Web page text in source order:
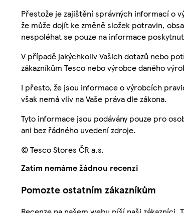
Přestože je zajištění správných informací o
že může dojít ke změně složek potravin,
nespoléhat se pouze na informace
V případě jakýchkoliv Vašich dotazů nebo
zákazníkům Tesco nebo výrobce daného
I přesto, že jsou informace o výrobcích
však nemá vliv na Vaše práva dle zákona.
Tyto informace jsou podávány pouze pro
ani bez řádného uvedení zdroje.
© Tesco Stores ČR a.s.
Zatím nemáme žádnou recenzi
Pomozte ostatním zákazníkům